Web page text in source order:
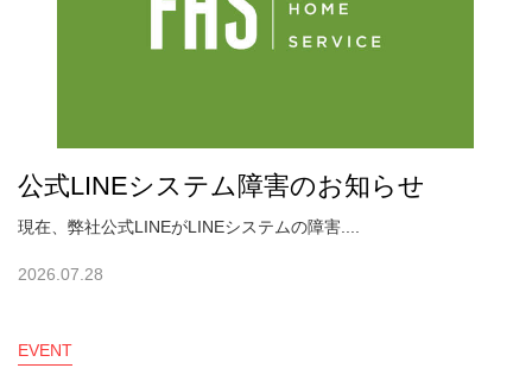
公式LINEシステム障害のお知らせ
現在、弊社公式LINEがLINEシステムの障害....
2026.07.28
EVENT